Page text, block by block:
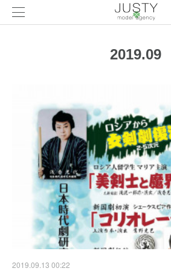
2019.09
2019.09.13 00:22